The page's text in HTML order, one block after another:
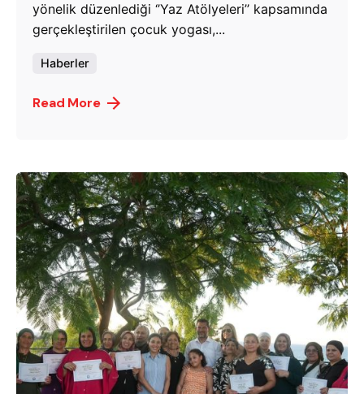
yönelik düzenlediği ‘’Yaz Atölyeleri’’ kapsamında
gerçekleştirilen çocuk yogası,...
Haberler
Read More